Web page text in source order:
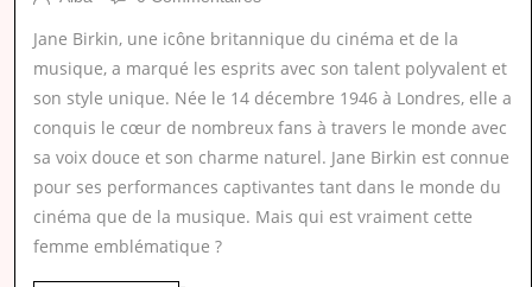
Jane Birkin, une icône britannique du cinéma et de la
musique, a marqué les esprits avec son talent polyvalent et
son style unique. Née le 14 décembre 1946 à Londres, elle a
conquis le cœur de nombreux fans à travers le monde avec
sa voix douce et son charme naturel. Jane Birkin est connue
pour ses performances captivantes tant dans le monde du
cinéma que de la musique. Mais qui est vraiment cette
femme emblématique ?